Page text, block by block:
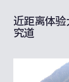
近距离体
究道